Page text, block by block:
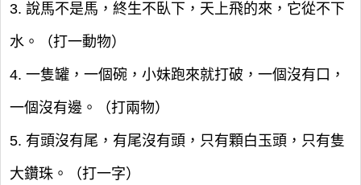
3. 說馬不是馬，終生不臥下，天上飛的來，它從不下
水。（打一動物）
4. 一隻罐，一個碗，小妹跑來就打破，一個沒有口，
一個沒有邊。（打兩物）
5. 有頭沒有尾，有尾沒有頭，只有顆白玉頭，只有隻
大鑽珠。（打一字）